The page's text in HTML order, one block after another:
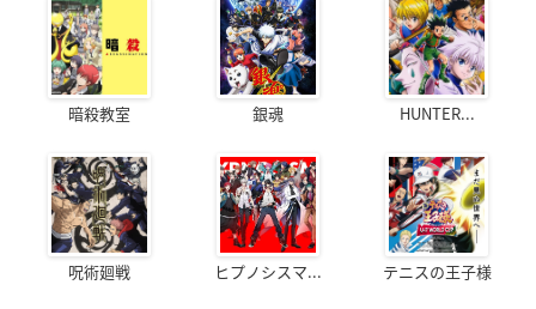
暗殺教室 銀魂 HUNTER...
呪術廻戦 ヒプノシスマ... テニスの王子様